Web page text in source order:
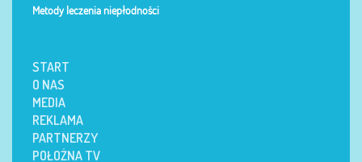
Metody leczenia niepłodności
START
O NAS
MEDIA
REKLAMA
PARTNERZY
POŁOŻNA TV